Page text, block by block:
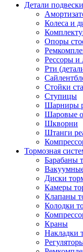
Детали
Колеса и
Опоры
Рессоры и
Рти
Стойки
Ступицы
Шарниры
Шаровые
Шкворни
Штанги
Тормозная
Барабаны
Диски
Камеры
Клапаны
Колодки
Краны
Накладки